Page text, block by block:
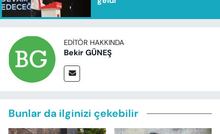
EDITÖR HAKKINDA
Bekir GÜNEŞ
Bunlar da ilginizi çekebilir